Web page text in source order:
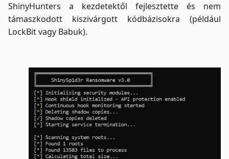
ShinyHunters a kezdetektől fejlesztette és nem
támaszkodott kiszivárgott kódbázisokra (például
LockBit vagy Babuk).